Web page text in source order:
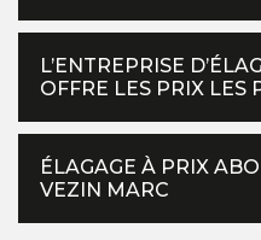
L’ENTREPRISE
OFFRE LES PRIX LES
ÉLAGAGE À PRIX
VEZIN MARC